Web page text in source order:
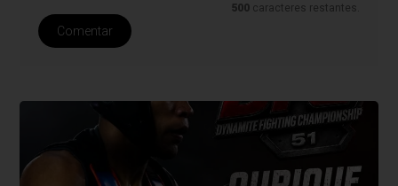
500 caracteres restantes.
Comentar